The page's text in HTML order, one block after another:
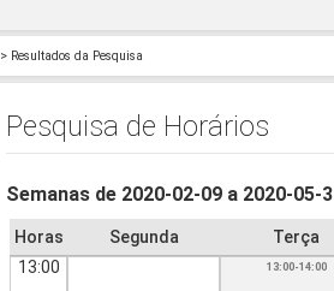
> Resultados da Pesquisa
Pesquisa de Horários
Semanas de 2020-02-09 a 2020-05-
Horas Segunda
Terça
13:00
13:00-14:00